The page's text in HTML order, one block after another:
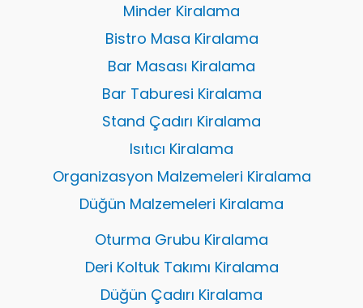
Minder Kiralama
Bistro Masa Kiralama
Bar Masası Kiralama
Bar Taburesi Kiralama
Stand Çadırı Kiralama
Isıtıcı Kiralama
Organizasyon Malzemeleri Kiralama
Düğün Malzemeleri Kiralama
Oturma Grubu Kiralama
Deri Koltuk Takımı Kiralama
Düğün Çadırı Kiralama